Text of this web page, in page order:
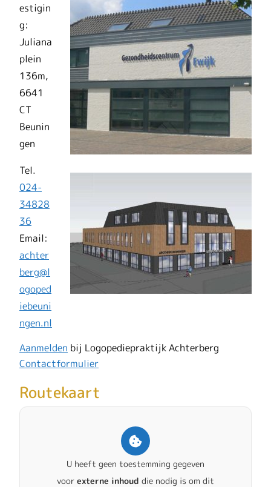
estigin
g:
Juliana
plein
136m,
6641
CT
Beunin
gen
Tel.
024-
34828
36
Email:
achter
berg@l
ogoped
iebeuni
ngen.nl
Aanmelden bij Logopediepraktijk Achterberg
Contactformulier
Routekaart
U heeft geen toestemming gegeven
voor externe inhoud die nodig is om dit